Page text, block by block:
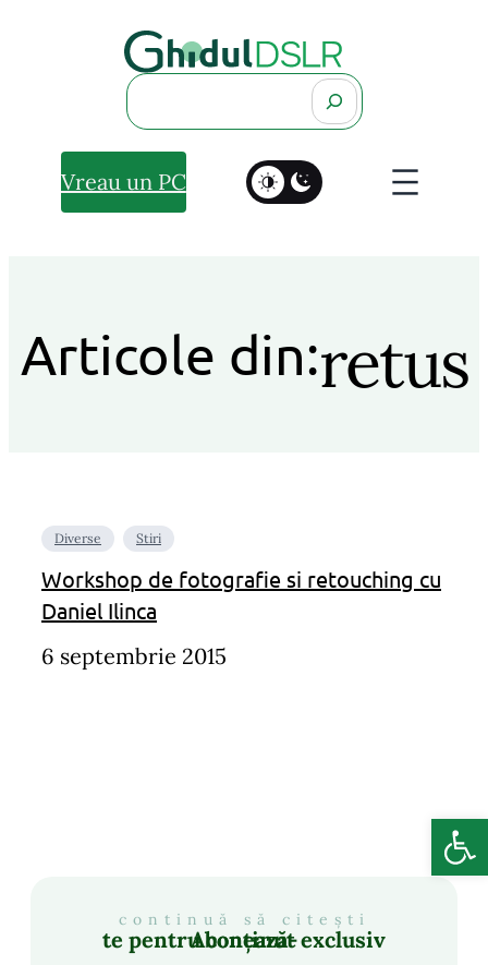
Search
Vreau un PC
Articole din:retus
Diverse Stiri
Workshop de fotografie si retouching cu
Daniel Ilinca
6 septembrie 2015
continuă să citești
Abonează-te pentru conținut exclusiv